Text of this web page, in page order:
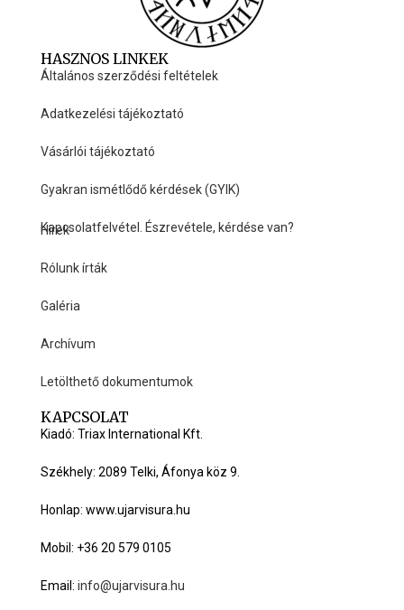
HASZNOS LINKEK
Általános szerződési feltételek
Adatkezelési tájékoztató
Vásárlói tájékoztató
Gyakran ismétlődő kérdések (GYIK)
Kapcsolatfelvétel. Észrevétele, kérdése van?
Hírek
Rólunk írták
Galéria
Archívum
Letölthető dokumentumok
KAPCSOLAT
Kiadó: Triax International Kft.
Székhely: 2089 Telki, Áfonya köz 9.
Honlap: www.ujarvisura.hu
Mobil: +36 20 579 0105
Email: info@ujarvisura.hu